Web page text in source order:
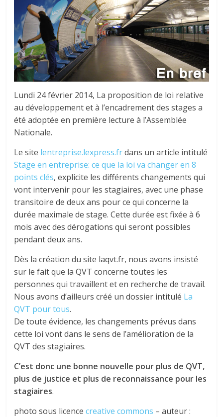
Lundi 24 février 2014, La proposition de loi relative
au développement et à l’encadrement des stages a
été adoptée en première lecture à l’Assemblée
Nationale.
Le site lentreprise.lexpress.frdans un article intitulé
Stage en entreprise: ce que la loi va changer en 8
points clés, explicite les différents changements qui
vont intervenir pour les stagiaires, avec une phase
transitoire de deux ans pour ce qui concerne la
durée maximale de stage. Cette durée est fixée à 6
mois avec des dérogations qui seront possibles
pendant deux ans.
Dès la création du site laqvt.fr, nous avons insisté
sur le fait que la QVT concerne toutes les
personnes qui travaillent et en recherche de travail.
Nous avons d’ailleurs créé un dossier intitulé La
QVT pour tous.
De toute évidence, les changements prévus dans
cette loi vont dans le sens de l’amélioration de la
QVT des stagiaires.
C’est donc une bonne nouvelle pour plus de QVT,
plus de justice et plus de reconnaissance pour les
stagiaires.
photo sous licencecreative commons – auteur :